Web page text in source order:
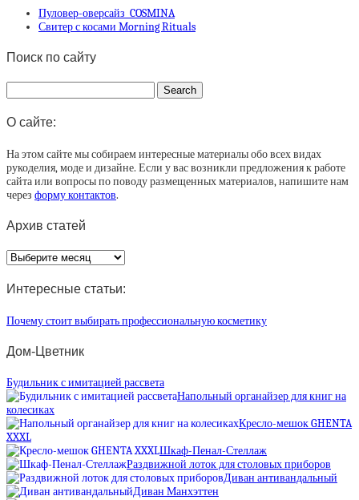
Пуловер-оверсайз COSMINA
Свитер с косами Morning Rituals
Поиск по сайту
О сайте:
На этом сайте мы собираем интересные материалы обо всех видах
рукоделия, моде и дизайне. Если у вас возникли предложения к работе
сайта или вопросы по поводу размещенных материалов, напишите нам
через форму контактов.
Архив статей
Архив
статей
Интересные статьи:
Почему стоит выбирать профессиональную косметику
Дом-Цветник
Будильник с имитацией рассвета
Напольный органайзер для книг на
колесиках
Кресло-мешок GHENTA
XXXL
Шкаф-Пенал-Стеллаж
Раздвижной лоток для столовых приборов
Диван антивандальный
Диван Манхэттен